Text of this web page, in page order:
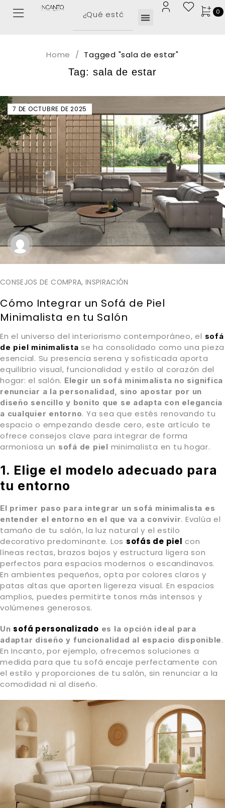
0
Tag: sala de estar
Home / Tagged "sala de estar"
7 DE OCTUBRE DE 2025
CONSEJOS DE COMPRA, INSPIRACIÓN
Cómo Integrar un Sofá de Piel
Minimalista en tu Salón
En el universo del interiorismo contemporáneo, el sofá
de piel minimalista se ha consolidado como una pieza
esencial. Su presencia serena y sofisticada aporta
equilibrio visual, funcionalidad y estilo al corazón del
hogar: el salón. Elegir un sofá minimalista no significa
renunciar a la personalidad, sino apostar por un
diseño sencillo y bonito que se adapta con elegancia
a cualquier entorno. Ya sea que estés renovando tu
espacio o empezando desde cero, este artículo te
ofrece consejos clave para integrar de forma
armoniosa un sofá de piel minimalista en tu hogar.
1. Elige el modelo adecuado para
tu entorno
El primer paso para integrar un sofá minimalista es
entender el entorno en el que va a convivir. Evalúa el
tamaño de tu salón, la luz natural y el estilo
decorativo predominante. Los sofás de piel con
líneas rectas, brazos bajos y estructura ligera son
perfectos para espacios modernos o escandinavos.
En ambientes pequeños, opta por colores claros y
patas altas que aporten ligereza visual. En espacios
amplios, puedes permitirte tonos más intensos y
volúmenes generosos.
Unsofá personalizado es la opción ideal para
adaptar diseño y funcionalidad al espacio disponible.
En Incanto, por ejemplo, ofrecemos soluciones a
medida para que tu sofá encaje perfectamente con
el estilo y proporciones de tu salón, sin renunciar a la
comodidad ni al diseño.